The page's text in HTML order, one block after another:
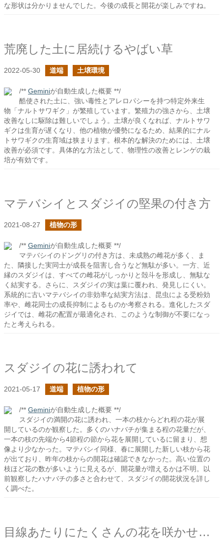
な形状は分かりませんでした。今後の成長と開花が楽しみですね。
荒廃した土に居続けるやばい草
2022-05-30 道端 土壌環境
/** Geminiが自動生成した概要 **/
酷使された土に、強い毒性とアレロパシーを持つ特定外来生
物「ナルトサワギク」が繁殖しています。繁殖力の強さから、土壌
改善なしに駆除は難しいでしょう。土壌が良くなれば、ナルトサワ
ギクは生育が遅くなり、他の植物が優勢になるため、結果的にナル
トサワギクの生育域は狭まります。根本的な解決のためには、土壌
改善が必須です。具体的な方法として、物理性の改善とレンゲの栽
培が有効です。
マテバシイとスダジイの堅果の付き方
2021-08-27 植物の形
/** Geminiが自動生成した概要 **/
マテバシイのドングリの付き方は、未成熟の雌花が多く、ま
た、隣接した実同士が成長を阻害し合うなど無駄が多い。一方、近
縁のスダジイは、すべての雌花がしっかりと殻斗を形成し、無駄な
く結実する。さらに、スダジイの実は葉に覆われ、発見しにくい。
系統的に古いマテバシイの非効率な結実方法は、昆虫による受粉効
率や、雌花同士の成長抑制によるものか考察される。進化したスダ
ジイでは、雌花の配置が最適化され、このような制御が不要になっ
たと考えられる。
スダジイの花に誘われて
2021-05-17 道端 植物の形
/** Geminiが自動生成した概要 **/
スダジイの満開の花に誘われ、一本の枝からどれ程の花が展
開しているのか観察した。多くのハナバチが集まる程の花量だが、
一本の枝の先端から4節程の節から花を展開しているに留まり、想
像より少なかった。マテバシイ同様、春に展開した新しい枝から花
が出ており、昨年の枝からの開花は確認できなかった。高い位置の
枝ほど花の数が多いように見えるが、開花量が増えるかは不明。以
前観察したハナバチの多さと合わせて、スダジイの開花状況を詳し
く調べた。
目線あたりにたくさんの花を咲かせる低木の名は何だ？